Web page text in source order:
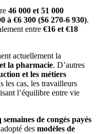
46 000 et 51 000
à €6 300 ($6 270-6 930).
entre €16 et €18
actuellement la
la pharmacie. D’autres
et les métiers
les cas, les travailleurs
l’équilibre entre vie
semaines de congés payés
des modèles de